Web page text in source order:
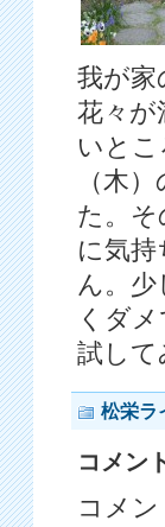
我が家
花々が
いと
（木
た。
に気
ん。
くダ
試して
松栄ラ
コメン
コメン